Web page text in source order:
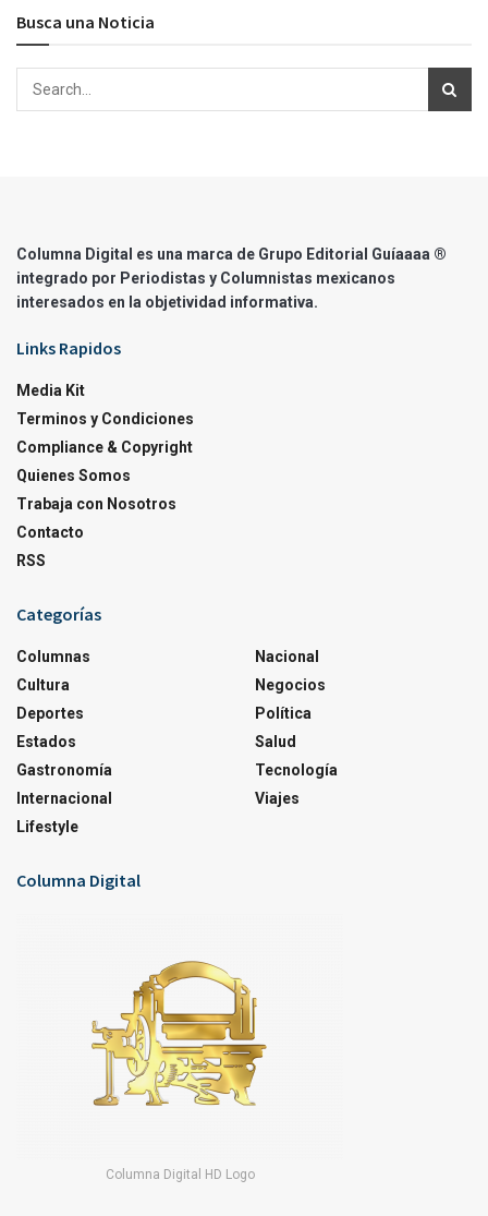
Busca una Noticia
Columna Digital es una marca de Grupo Editorial Guíaaaa ®
integrado por Periodistas y Columnistas mexicanos
interesados en la objetividad informativa.
Links Rapidos
Media Kit
Terminos y Condiciones
Compliance & Copyright
Quienes Somos
Trabaja con Nosotros
Contacto
RSS
Categorías
Columnas
Cultura
Deportes
Estados
Gastronomía
Internacional
Lifestyle
Nacional
Negocios
Política
Salud
Tecnología
Viajes
Columna Digital
Columna Digital HD Logo